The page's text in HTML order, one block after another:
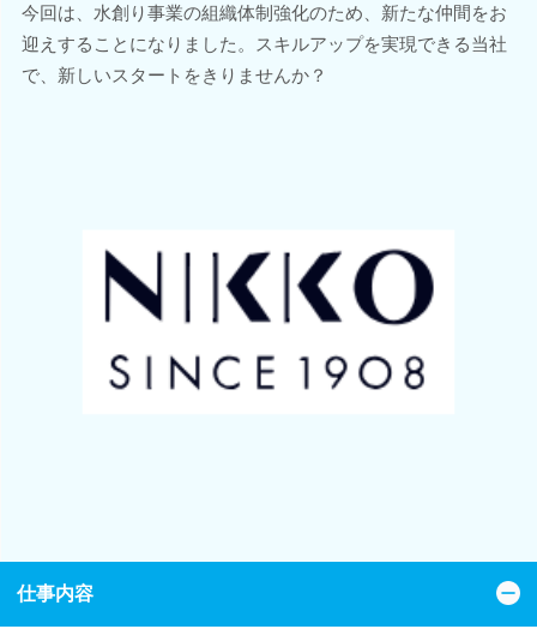
今回は、水創り事業の組織体制強化のため、新たな仲間をお
迎えすることになりました。スキルアップを実現できる当社
で、新しいスタートをきりませんか？
仕事内容